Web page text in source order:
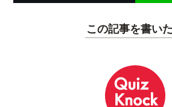
この記事を書い